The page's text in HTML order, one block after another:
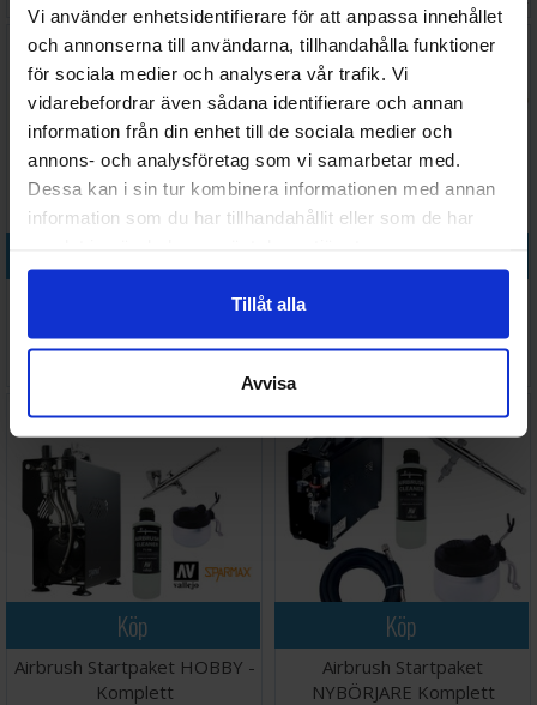
Vi använder enhetsidentifierare för att anpassa innehållet
och annonserna till användarna, tillhandahålla funktioner
för sociala medier och analysera vår trafik. Vi
vidarebefordrar även sådana identifierare och annan
information från din enhet till de sociala medier och
annons- och analysföretag som vi samarbetar med.
Dessa kan i sin tur kombinera informationen med annan
information som du har tillhandahållit eller som de har
Tillåt alla
Avvisa
Airbrush Spray Färgdragare
20+
Airbrush Startpaket DETAIL -
Köp
Airbrush Startpaket HOBBY -
Komplett
Köp
Airbrush Startpaket
NYBÖRJARE Komplett